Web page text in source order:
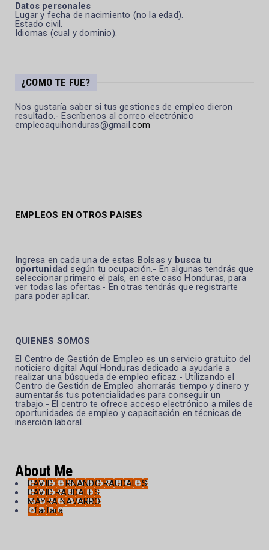
Datos personales
Lugar y fecha de nacimiento (no la edad).
Estado civil.
Idiomas (cual y dominio).
¿COMO TE FUE?
Nos gustaría saber si tus gestiones de empleo dieron
resultado.- Escríbenos al correo electrónico
empleoaquihonduras@gmail.com
EMPLEOS EN OTROS PAISES
Ingresa en cada una de estas Bolsas y busca tu
oportunidad según tu ocupación.- En algunas tendrás que
seleccionar primero el país, en este caso Honduras, para
ver todas las ofertas.- En otras tendrás que registrarte
para poder aplicar.
QUIENES SOMOS
El Centro de Gestión de Empleo es un servicio gratuito del
noticiero digital Aquí Honduras dedicado a ayudarle a
realizar una búsqueda de empleo eficaz.- Utilizando el
Centro de Gestión de Empleo ahorrarás tiempo y dinero y
aumentarás tus potencialidades para conseguir un
trabajo.- El centro te ofrece acceso electrónico a miles de
oportunidades de empleo y capacitación en técnicas de
inserción laboral.
About Me
DAVID FERNANDO RAUDALES
DAVID RAUDALES
MAYRA NAVARRO
frfarfara